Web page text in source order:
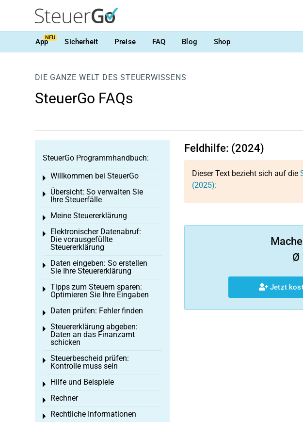
AppNEU Sicherheit Preise FAQ Blog Shop
DIE GANZE WELT DES STEUERWISSENS
SteuerGo FAQs
Feldhilfe: (2024)
Dieser Text bezieht sich auf die
(2025):
Ø
Jetzt
SteuerGo Programmhandbuch:
Willkommen bei SteuerGo
Toggle menu
Übersicht: So verwalten Sie
Ihre Steuerfälle
Toggle menu
Meine Steuererklärung
Toggle menu
Elektronischer Datenabruf:
Die vorausgefüllte
Steuererklärung
Toggle menu
Daten eingeben: So erstellen
Sie Ihre Steuererklärung
Toggle menu
Tipps zum Steuern sparen:
Optimieren Sie Ihre Eingaben
Toggle menu
Daten prüfen: Fehler finden
Toggle menu
Steuererklärung abgeben:
Daten an das Finanzamt
schicken
Toggle menu
Steuerbescheid prüfen:
Kontrolle muss sein
Toggle menu
Hilfe und Beispiele
Toggle menu
Rechner
Toggle menu
Rechtliche Informationen
Toggle menu